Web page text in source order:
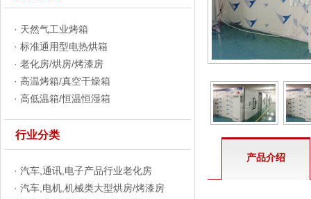
· 天然气工业烤箱
· 标准通用型电热烘箱
· 老化房/烘房/烤漆房
· 高温烤箱/真空干燥箱
· 高低温箱/恒温恒湿箱
行业分类
· 汽车,通讯,电子产品行业老化房
· 汽车,电机,机械类大型烘房/烤漆房
产品介绍